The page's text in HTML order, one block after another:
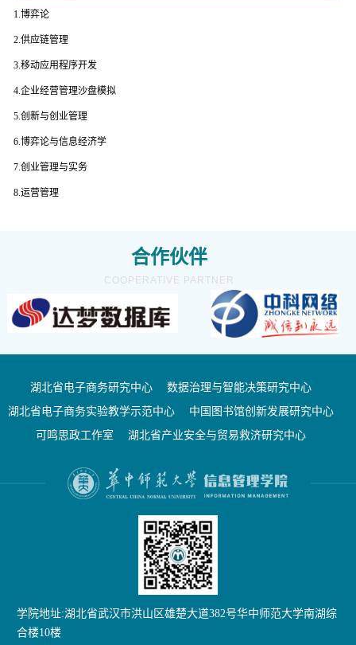
1.博弈论
2.供应链管理
3.移动应用程序开发
4.企业经营管理沙盘模拟
5.创新与创业管理
6.博弈论与信息经济学
7.创业管理与实务
8.运营管理
合作伙伴
COOPERATIVE PARTNER
湖北省电子商务研究中心
数据治理与智能决策研究中心
湖北省电子商务实验教学示范中心
中国图书馆创新发展研究中心
可鸣思政工作室
湖北省产业安全与贸易救济研究中心
学院地址:湖北省武汉市洪山区雄楚大道382号华中师范大学南湖综
合楼10楼